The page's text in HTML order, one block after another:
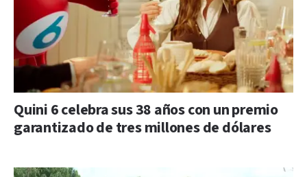
Quini 6 celebra sus 38 años con un premio
garantizado de tres millones de dólares